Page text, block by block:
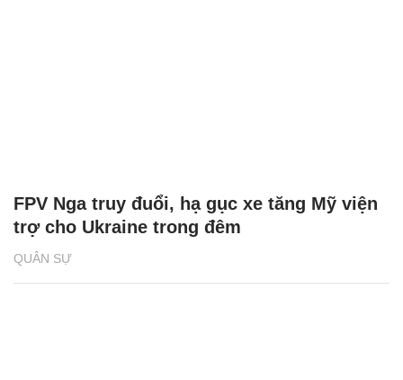
QUÂN SỰ
FPV Nga truy đuổi, hạ gục xe tăng Mỹ viện
trợ cho Ukraine trong đêm